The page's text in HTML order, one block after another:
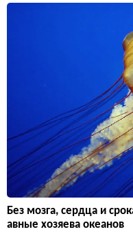
Без мозга, сердца и
авные хозяева океанов